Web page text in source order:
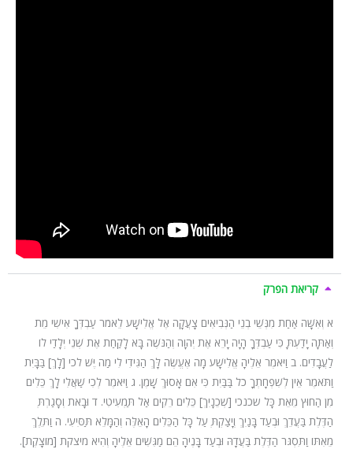
קריאת הפרק
א וְאִשָּׁה אַחַת מִנְּשֵׁי בְנֵי הַנְּבִיאִים צָעֲקָה אֶל אֱלִישָׁע לֵאמֹר עַבְדְּךָ אִישִׁי מֵת
וְאַתָּה יָדַעְתָּ כִּי עַבְדְּךָ הָיָה יָרֵא אֶת יְהוָה וְהַנֹּשֶׁה בָּא לָקַחַת אֶת שְׁנֵי יְלָדַי לוֹ
לַעֲבָדִים. ב וַיֹּאמֶר אֵלֶיהָ אֱלִישָׁע מָה אֶעֱשֶׂה לָּךְ הַגִּידִי לִי מַה יֶּשׁ לכי [לָךְ] בַּבָּיִת
וַתֹּאמֶר אֵין לְשִׁפְחָתְךָ כֹל בַּבַּיִת כִּי אִם אָסוּךְ שָׁמֶן. ג וַיֹּאמֶר לְכִי שַׁאֲלִי לָךְ כֵּלִים
מִן הַחוּץ מֵאֵת כָּל שכנכי [שְׁכֵנָיִךְ] כֵּלִים רֵקִים אַל תַּמְעִיטִי. ד וּבָאת וְסָגַרְתְּ
הַדֶּלֶת בַּעֲדֵךְ וּבְעַד בָּנַיִךְ וְיָצַקְתְּ עַל כָּל הַכֵּלִים הָאֵלֶּה וְהַמָּלֵא תַּסִּיעִי. ה וַתֵּלֶךְ
מֵאִתּוֹ וַתִּסְגֹּר הַדֶּלֶת בַּעֲדָהּ וּבְעַד בָּנֶיהָ הֵם מַגִּשִׁים אֵלֶיהָ וְהִיא מיצקת [מוֹצָקֶת].